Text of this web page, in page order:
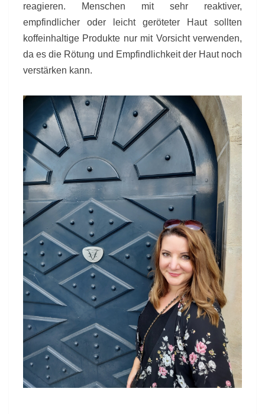
reagieren. Menschen mit sehr reaktiver,
empfindlicher oder leicht geröteter Haut sollten
koffeinhaltige Produkte nur mit Vorsicht verwenden,
da es die Rötung und Empfindlichkeit der Haut noch
verstärken kann.